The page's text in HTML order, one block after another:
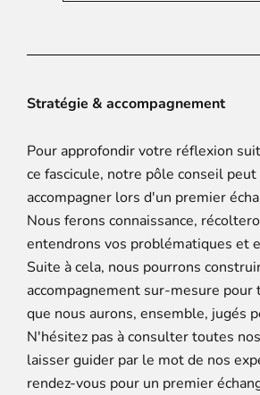
Stratégie & accompagnement
Pour approfondir votre réflexion
ce fascicule, notre pôle conseil peut
accompagner lors d'un premier
Nous ferons connaissance,
entendrons vos problématiques et
Suite à cela, nous pourrons
accompagnement sur-mesure pour
que nous aurons, ensemble, jugés
N'hésitez pas à consulter toutes
laisser guider par le mot de nos
rendez-vous pour un premier